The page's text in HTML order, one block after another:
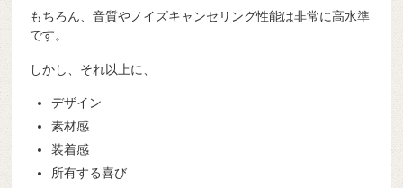
もちろん、音質やノイズキャンセリング性能は非常に高水準
です。
しかし、それ以上に、
デザイン
素材感
装着感
所有する喜び